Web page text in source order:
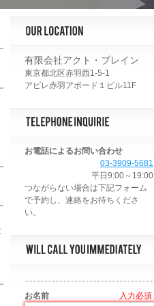
有限会社アクト・ブレイン
東京都北区赤羽西1-5-1
アピレ赤羽アボード１ビル11F
お電話によるお問い合わせ
03-3909-5681
平日9:00～19:00
お名前